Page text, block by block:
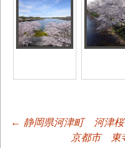
投
← 静岡県河津町 河津桜
京都市 東